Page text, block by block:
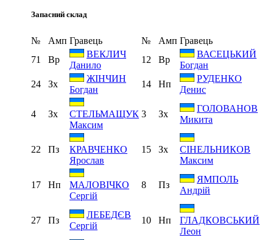
Запасний склад
№ Амп Гравець № Амп Гравець
71
Вр
ВЕКЛИЧ
Данило
12 Вр
ВАСЕЦЬКИЙ
Богдан
24
Зх
ЖІНЧИН
Богдан
14 Нп
РУДЕНКО
Денис
4 Зх
СТЕЛЬМАЩУК
Максим
3 Зх
ГОЛОВАНОВ
Микита
22 Пз
КРАВЧЕНКО
Ярослав
15 Зх
СІНЕЛЬНИКОВ
Максим
17 Нп
МАЛОВІЧКО
Сергій
8 Пз
ЯМПОЛЬ
Андрій
27 Пз
ЛЕБЕДЄВ
Сергій
10 Нп
ГЛАДКОВСЬКИЙ
Леон